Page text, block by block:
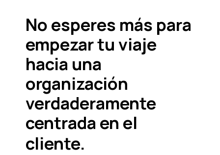
No esperes más para
empezar tu viaje
hacia una
organización
verdaderamente
centrada en el
cliente.